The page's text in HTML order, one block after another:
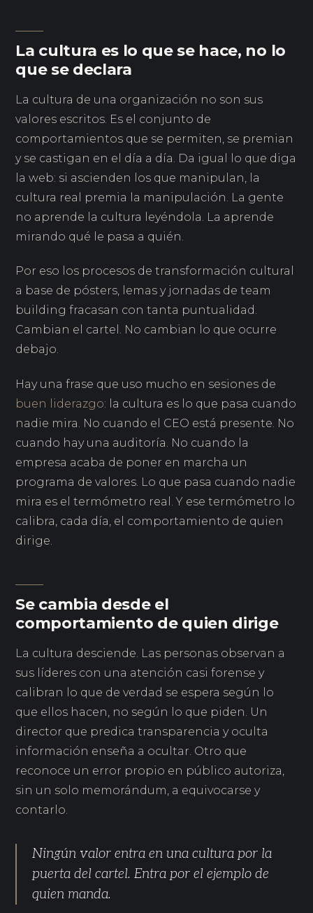
La cultura es lo que se hace, no lo
que se declara
La cultura de una organización no son sus
valores escritos. Es el conjunto de
comportamientos que se permiten, se premian
y se castigan en el día a día. Da igual lo que diga
la web: si ascienden los que manipulan, la
cultura real premia la manipulación. La gente
no aprende la cultura leyéndola. La aprende
mirando qué le pasa a quién.
Por eso los procesos de transformación cultural
a base de pósters, lemas y jornadas de team
building fracasan con tanta puntualidad.
Cambian el cartel. No cambian lo que ocurre
debajo.
Hay una frase que uso mucho en sesiones de
buen liderazgo: la cultura es lo que pasa cuando
nadie mira. No cuando el CEO está presente. No
cuando hay una auditoría. No cuando la
empresa acaba de poner en marcha un
programa de valores. Lo que pasa cuando nadie
mira es el termómetro real. Y ese termómetro lo
calibra, cada día, el comportamiento de quien
dirige.
Se cambia desde el
comportamiento de quien dirige
La cultura desciende. Las personas observan a
sus líderes con una atención casi forense y
calibran lo que de verdad se espera según lo
que ellos hacen, no según lo que piden. Un
director que predica transparencia y oculta
información enseña a ocultar. Otro que
reconoce un error propio en público autoriza,
sin un solo memorándum, a equivocarse y
contarlo.
Ningún valor entra en una cultura por la
puerta del cartel. Entra por el ejemplo de
quien manda.